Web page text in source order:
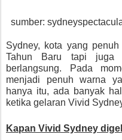
sumber:
Sydney, kota yang
Tahun Baru tapi juga
berlangsung. Pada
menjadi penuh warna
hanya itu, ada banyak
ketika gelaran Vivid
Kapan Vivid Sydney